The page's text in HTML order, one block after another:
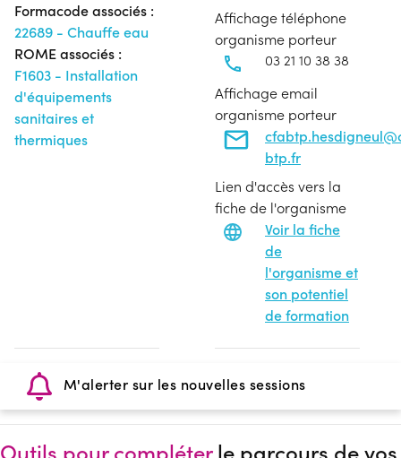
Formacode associés :
22689 - Chauffe eau
ROME associés :
F1603 - Installation
d'équipements
sanitaires et
thermiques
Affichage téléphone
organisme porteur
03 21 10 38 38
Affichage email
organisme porteur
btp.fr
Lien d'accès vers la
fiche de l'organisme
Voir la fiche
de
l'organisme et
son potentiel
de formation
M'alerter sur les nouvelles sessions
Outils pour compléterle parcours de vos